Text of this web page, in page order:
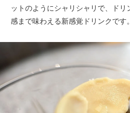
ットのようにシャリシャリで、ドリ
感まで味わえる新感覚ドリンクです。